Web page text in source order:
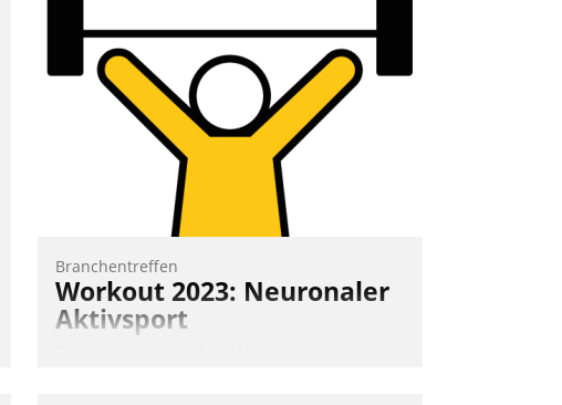
meistern und Workloads wuppen – bei
zunehmend anspruchsvollen Aufgaben
und abnehmendem Nachwuchs?
Nadja Hußmann
Branchentreffen
Workout 2023: Neuronaler
Aktivsport